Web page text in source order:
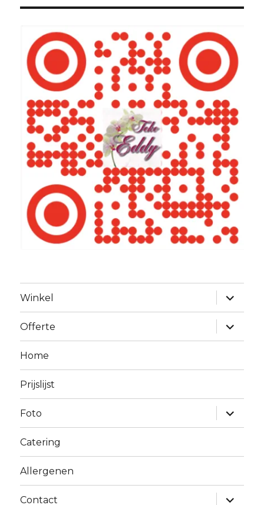
Winkel
Alles
Offerte
Alles
Home
Prijslijst
Foto
Alles
Catering
Allergenen
Contact
Alles